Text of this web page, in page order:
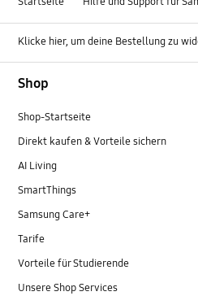
Klicke hier, um deine Bestellung zu
Shop
Shop-Startseite
Direkt kaufen & Vorteile sichern
AI Living
SmartThings
Samsung Care+
Tarife
Vorteile für Studierende
Unsere Shop Services